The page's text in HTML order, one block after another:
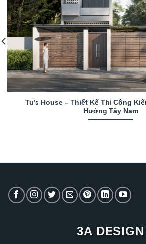
Tu’s House – Thiết Kế Thi Công
Hướng Tây Nam
3A DESIGN